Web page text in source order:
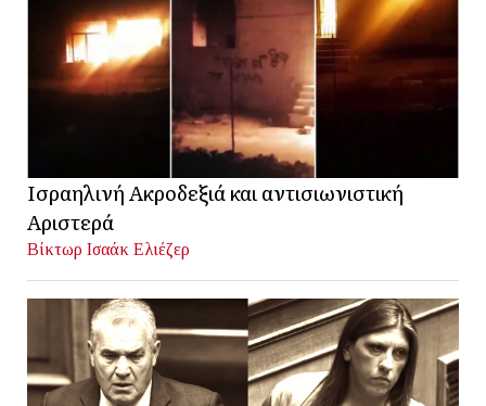
Ισραηλινή Ακροδεξιά και αντισιωνιστική
Αριστερά
Βίκτωρ Ισαάκ Ελιέζερ